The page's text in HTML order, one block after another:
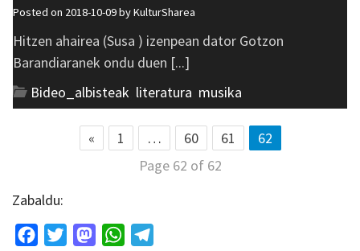
Posted on 2018-10-09 byKulturSharea
Hitzen ahairea (Susa ) izenpean dator Gotzon
Barandiaranek ondu duen [...]
Bideo_albisteak literatura musika
« 1 … 60 61
62
Page 62 of 62
Zabaldu:
FacebookTwitterMastodonWhatsApp